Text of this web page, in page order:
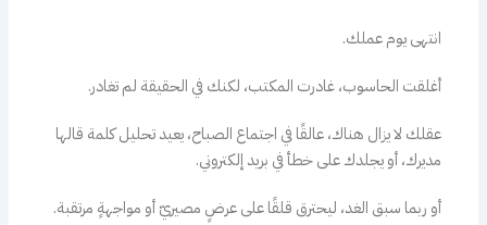
انتهى يوم عملك.
أغلقت الحاسوب، غادرت المكتب، لكنك في الحقيقة لم تغادر.
عقلك لا يزال هناك، عالقًا في اجتماع الصباح، يعيد تحليل كلمة قالها
مديرك، أو يجلدك على خطأ في بريد إلكتروني.
أو ربما سبق الغد، ليحترق قلقًا على عرضٍ مصيريّ أو مواجهةٍ مرتقبة.